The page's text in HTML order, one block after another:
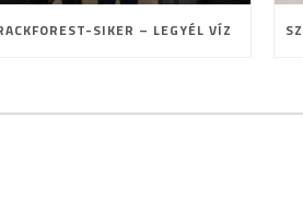
SIKER – LEGYÉL VÍZ